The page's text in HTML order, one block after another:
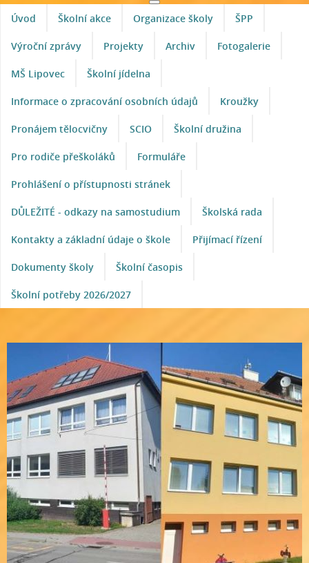
Úvod Školní akce Organizace školy ŠPP
Výroční zprávy Projekty Archiv Fotogalerie
MŠ Lipovec Školní jídelna
Informace o zpracování osobních údajů Kroužky
Pronájem tělocvičny SCIO Školní družina
Pro rodiče přeškoláků Formuláře
Prohlášení o přístupnosti stránek
DŮLEŽITÉ - odkazy na samostudium Školská rada
Kontakty a základní údaje o škole Přijímací řízení
Dokumenty školy Školní časopis
Školní potřeby 2026/2027